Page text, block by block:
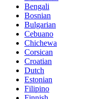
Bengali
Bosnian
Bulgarian
Cebuano
Chichewa
Corsican
Croatian
Dutch
Estonian
Filipino